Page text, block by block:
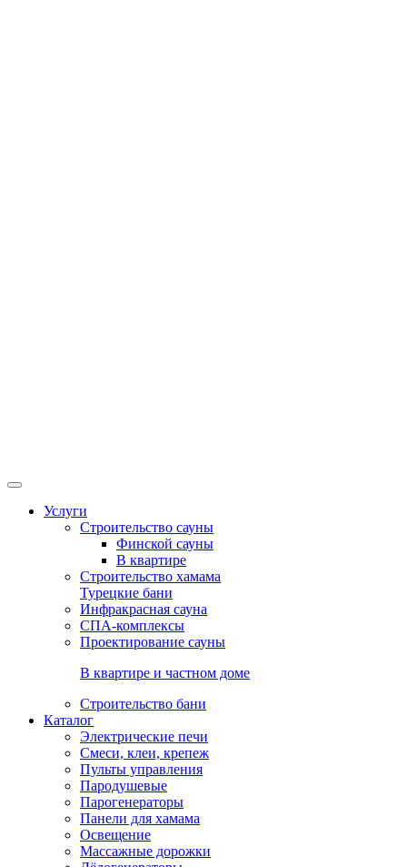
Услуги
Строительство сауны
Финской сауны
В квартире
Строительство хамама
Турецкие бани
Инфракрасная сауна
СПА-комплексы
Проектирование сауны
В квартире и частном доме
Строительство бани
Каталог
Электрические печи
Смеси, клеи, крепеж
Пульты управления
Пародушевые
Парогенераторы
Панели для хамама
Освещение
Массажные дорожки